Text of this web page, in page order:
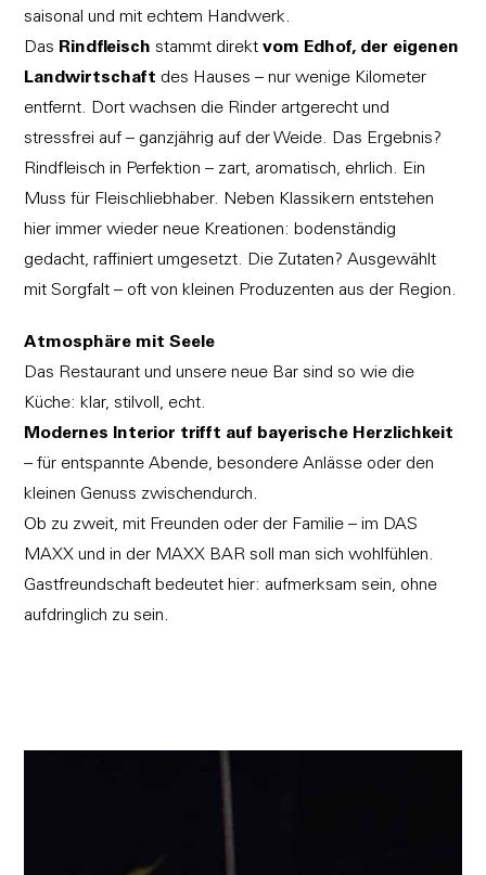
saisonal und mit echtem Handwerk.
Das Rindfleisch stammt direktvom Edhof, der eigenen
Landwirtschaft des Hauses – nur wenige Kilometer
entfernt. Dort wachsen die Rinder artgerecht und
stressfrei auf – ganzjährig auf der Weide. Das Ergebnis?
Rindfleisch in Perfektion – zart, aromatisch, ehrlich. Ein
Muss für Fleischliebhaber. Neben Klassikern entstehen
hier immer wieder neue Kreationen: bodenständig
gedacht, raffiniert umgesetzt. Die Zutaten? Ausgewählt
mit Sorgfalt – oft von kleinen Produzenten aus der Region.
Atmosphäre mit Seele
Das Restaurant und unsere neue Bar sind so wie die
Küche: klar, stilvoll, echt.
Modernes Interior trifft auf bayerische Herzlichkeit
– für entspannte Abende, besondere Anlässe oder den
kleinen Genuss zwischendurch.
Ob zu zweit, mit Freunden oder der Familie – im DAS
MAXX und in der MAXX BAR soll man sich wohlfühlen.
Gastfreundschaft bedeutet hier: aufmerksam sein, ohne
aufdringlich zu sein.